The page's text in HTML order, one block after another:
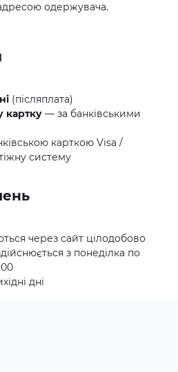
одержувача.
(післяплата)
картку — за банківськими
карткою Visa /
систему
через сайт цілодобово
з понеділка по
дні